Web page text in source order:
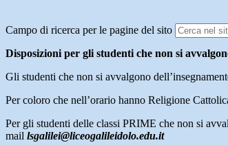
Campo di ricerca per le pagine del sito
Disposizioni per gli studenti che non si
Gli studenti che non si avvalgono
Per coloro che nell’orario hanno Religione
Per gli studenti delle classi PRIME che non si
mail lsgalilei@liceogalileidolo.edu.it